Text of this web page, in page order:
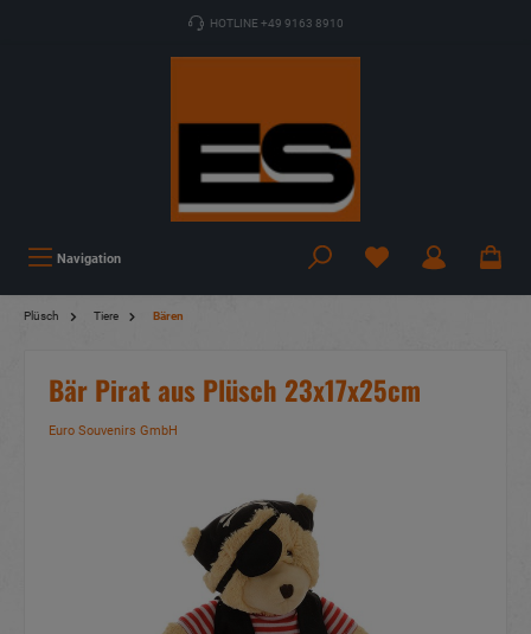
HOTLINE +49 9163 8910
Navigation
Plüsch Tiere Bären
Bär Pirat aus Plüsch 23x17x25cm
Euro Souvenirs GmbH